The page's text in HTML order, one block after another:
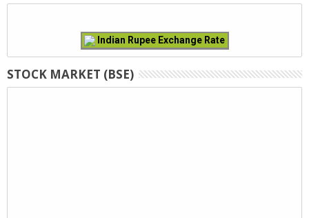
Indian Rupee Exchange Rate
STOCK MARKET (BSE)